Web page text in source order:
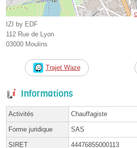
IZI by EDF
112 Rue de Lyon
03000 Moulins
Trajet Waze
Informations
Activités Chauffagiste
Forme juridique SAS
SIRET 44476855000113